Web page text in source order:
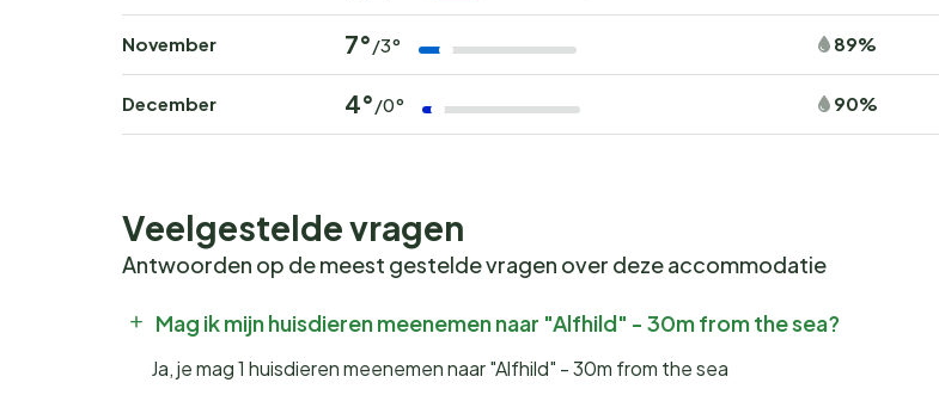
November 7° /3° 89%
December 4° /0° 90%
Veelgestelde vragen
Antwoorden op de meest gestelde vragen over deze accommodatie
Mag ik mijn huisdieren meenemen naar "Alfhild" - 30m from the sea?
Ja, je mag 1 huisdieren meenemen naar "Alfhild" - 30m from the sea